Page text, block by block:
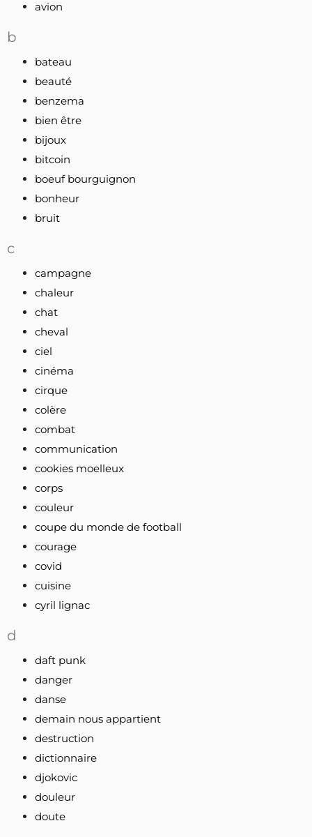
avion
b
bateau
beauté
benzema
bien être
bijoux
bitcoin
boeuf bourguignon
bonheur
bruit
c
campagne
chaleur
chat
cheval
ciel
cinéma
cirque
colère
combat
communication
cookies moelleux
corps
couleur
coupe du monde de football
courage
covid
cuisine
cyril lignac
d
daft punk
danger
danse
demain nous appartient
destruction
dictionnaire
djokovic
douleur
doute